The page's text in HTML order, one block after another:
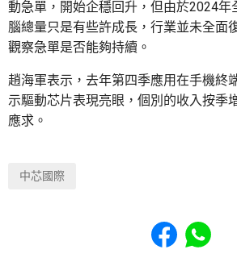
動急單，開始企穩回升，但由於2024年
腦總量只是有些許成長，行業並未全面
觀察急單是否能夠持續。
趙海軍表示，去年第四季應用在手機終
示驅動芯片表現亮眼，個別的收入按季
應求。
中芯國際
Share toShare